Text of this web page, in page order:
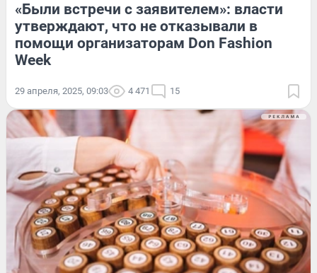
«Были встречи с заявителем»: власти
утверждают, что не отказывали в
помощи организаторам Don Fashion
Week
29 апреля, 2025, 09:03 4 471 15